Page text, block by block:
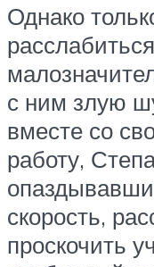
Однако
с ним злую
вместе со
работу,
скорость,
проскочить